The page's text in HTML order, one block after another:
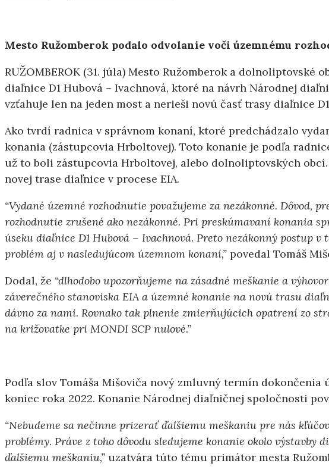
Mesto Ružomberok podalo odvolanie voči územnému
RUŽOMBEROK (31. júla) Mesto Ružomberok a
diaľnice D1 Hubová – Ivachnová, ktoré na návrh Národnej
vzťahuje len na jeden most a nerieši novú časť trasy diaľnice
Ako tvrdí radnica v správnom konaní, ktoré predchádzalo
konania (zástupcovia Hrboltovej). Toto konanie je podľa
už to boli zástupcovia Hrboltovej, alebo dolnoliptovských
novej trase diaľnice v procese EIA.
“Vydané územné rozhodnutie považujeme za nezákonné. Dôvod,
rozhodnutie zrušené ako nezákonné. Pri preskúmavaní konania
úseku diaľnice D1 Hubová – Ivachnová. Preto nezákonný postup
problém aj v nasledujúcom územnom konaní,” povedal Tomáš
Dodal, že “dlhodobo upozorňujeme na zásadné meškanie a
záverečného stanoviska EIA a územné konanie na novú trasu
dávno za nami. Rovnako tak plnenie zmierňujúcich opatrení zo
na križovatke pri MONDI SCP nulové.”
Podľa slov Tomáša Mišoviča nový zmluvný termín
koniec roka 2022. Konanie Národnej diaľničnej spoločnosti
“Nebudeme sa nečinne prizerať ďalšiemu meškaniu pre nás
problémy. Práve z toho dôvodu sledujeme konanie okolo
ďalšiemu meškaniu,” uzatvára túto tému primátor mesta